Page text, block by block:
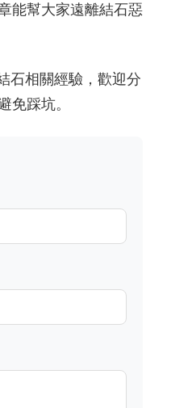
能幫大家遠離結石惡
石相關經驗，歡迎分
免踩坑。